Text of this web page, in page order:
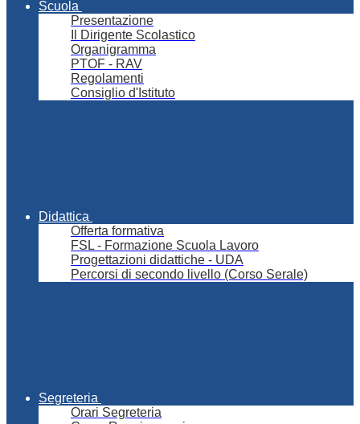
Scuola
Presentazione
Il Dirigente Scolastico
Organigramma
PTOF - RAV
Regolamenti
Consiglio d'Istituto
Didattica
Offerta formativa
FSL - Formazione Scuola Lavoro
Progettazioni didattiche - UDA
Percorsi di secondo livello (Corso Serale)
Segreteria
Orari Segreteria